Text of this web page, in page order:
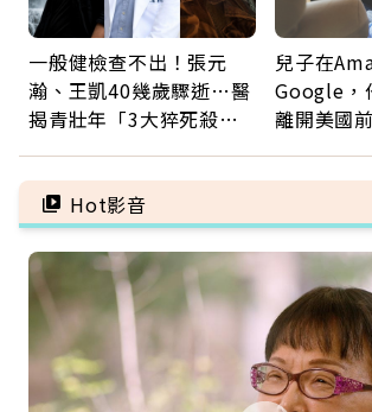
一般健檢查不出！張元
瀚、王凱40幾歲驟逝…醫
揭青壯年「3大猝死殺
雷
兒子在
Google
離開美國
Hot影音